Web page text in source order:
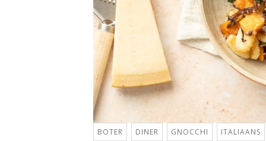
BOTER DINER GNOCCHI ITALIAANS